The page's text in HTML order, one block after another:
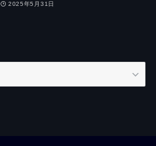
2025年5月31日